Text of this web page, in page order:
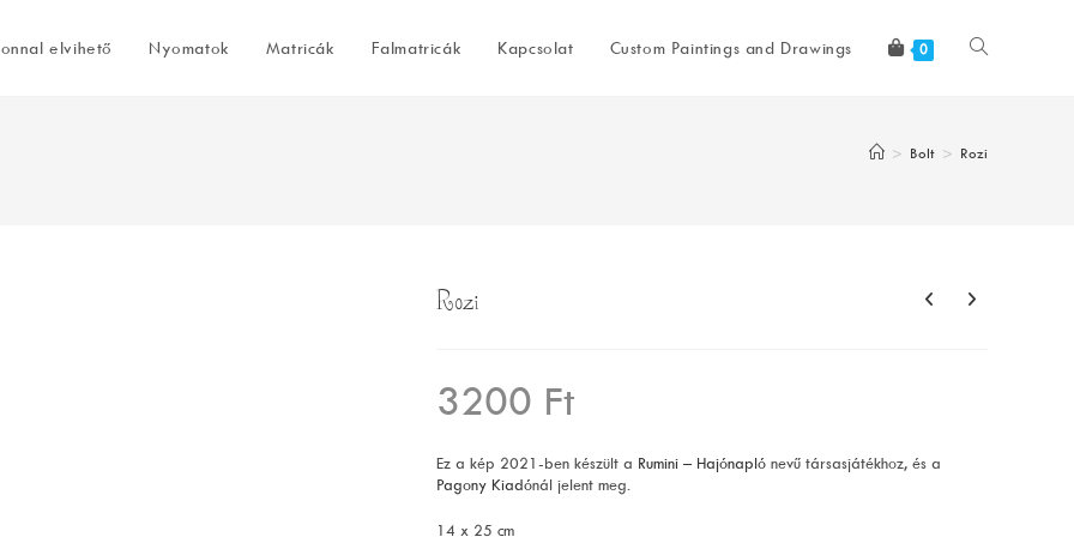
elvihető Nyomatok Matricák Falmatricák Kapcsolat Custom Paintings and Drawings 0 Toggle
> Bolt > Rozi
Rozi
3200 Ft
Ez a kép 2021-ben készült a Rumini – Hajónapló nevű társasjátékhoz, és a
Pagony Kiadónál jelent meg.
14 x 25 cm